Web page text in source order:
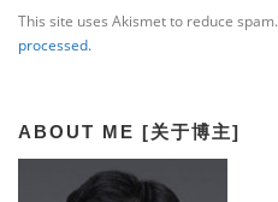
This site uses Akismet to reduce spam.
processed.
ABOUT ME [关于博主]